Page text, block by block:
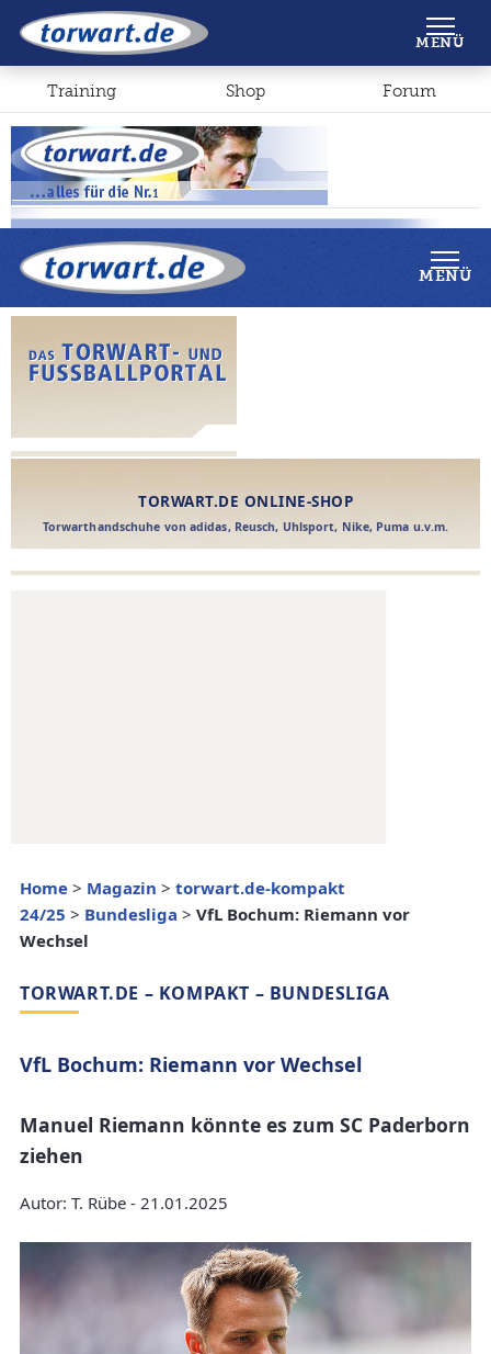
Shop Forum
MENÜ
Home > Magazin > torwart.de-kompakt
24/25 > Bundesliga > VfL Bochum: Riemann vor
Wechsel
TORWART.DE – KOMPAKT – BUNDESLIGA
VfL Bochum: Riemann vor Wechsel
Manuel Riemann könnte es zum SC Paderborn
ziehen
Autor: T. Rübe - 21.01.2025